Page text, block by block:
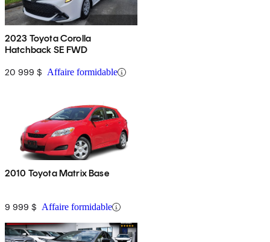
2023 Toyota Corolla
Hatchback SE FWD
20 999 $ Affaire formidable
2010 Toyota Matrix Base
9 999 $ Affaire formidable